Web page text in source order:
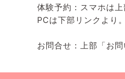
体験予約：スマホは
PCは下部リンクより。
お問合せ：上部「お